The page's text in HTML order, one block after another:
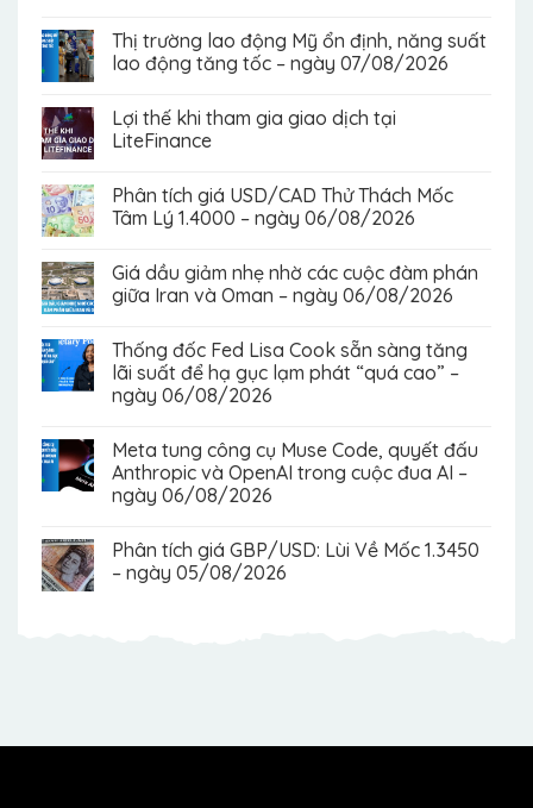
Thị trường lao động Mỹ ổn định, năng suất
lao động tăng tốc – ngày 07/08/2026
Lợi thế khi tham gia giao dịch tại
LiteFinance
Phân tích giá USD/CAD Thử Thách Mốc
Tâm Lý 1.4000 – ngày 06/08/2026
Giá dầu giảm nhẹ nhờ các cuộc đàm phán
giữa Iran và Oman – ngày 06/08/2026
Thống đốc Fed Lisa Cook sẵn sàng tăng
lãi suất để hạ gục lạm phát “quá cao” –
ngày 06/08/2026
Meta tung công cụ Muse Code, quyết đấu
Anthropic và OpenAI trong cuộc đua AI –
ngày 06/08/2026
Phân tích giá GBP/USD: Lùi Về Mốc 1.3450
– ngày 05/08/2026